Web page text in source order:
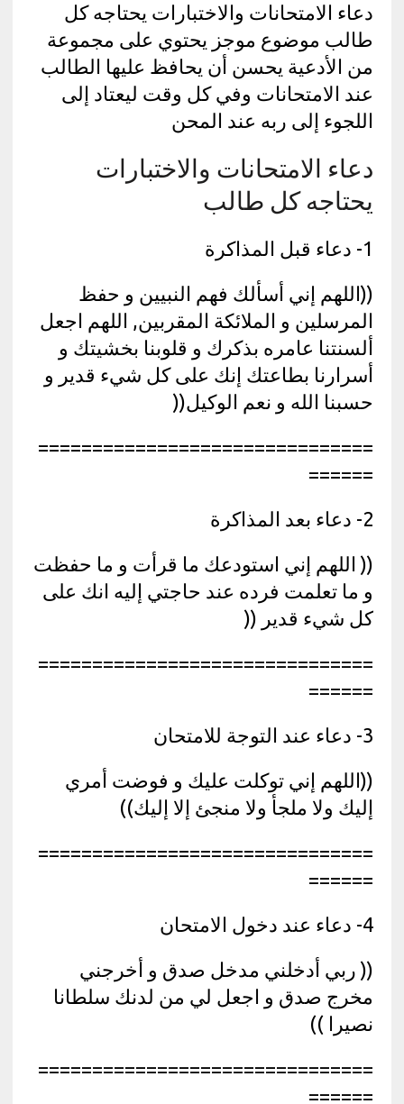
دعاء الامتحانات والاختبارات يحتاجه كل
طالب موضوع موجز يحتوي على مجموعة
من الأدعية يحسن أن يحافظ عليها الطالب
عند الامتحانات وفي كل وقت ليعتاد إلى
اللجوء إلى ربه عند المحن
دعاء الامتحانات والاختبارات
يحتاجه كل طالب
1- دعاء قبل المذاكرة
((اللهم إني أسألك فهم النبيين و حفظ
المرسلين و الملائكة المقربين, اللهم اجعل
ألسنتنا عامره بذكرك و قلوبنا بخشيتك و
أسرارنا بطاعتك إنك على كل شيء قدير و
حسبنا الله و نعم الوكيل((
===============================
======
2- دعاء بعد المذاكرة
(( اللهم إني استودعك ما قرأت و ما حفظت
و ما تعلمت فرده عند حاجتي إليه انك على
كل شيء قدير ((
===============================
======
3- دعاء عند التوجة للامتحان
((اللهم إني توكلت عليك و فوضت أمري
إليك ولا ملجأ ولا منجئ إلا إليك))
===============================
======
4- دعاء عند دخول الامتحان
(( ربي أدخلني مدخل صدق و أخرجني
مخرج صدق و اجعل لي من لدنك سلطانا
نصيرا ))
===============================
======